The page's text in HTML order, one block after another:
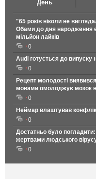
День
"65 років ніколи не
Обами до дня народження
мільйон лайків
0
Audi готується до випуску
0
Рецепт молодості
мовами омолоджує мозок
0
Неймар влаштував
0
Достатньо було
жертвами людського
0